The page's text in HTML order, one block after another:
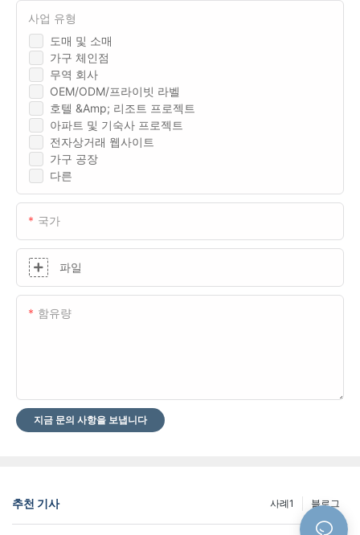
도매 및 소매
가구 체인점
무역 회사
OEM/ODM/프라이빗 라벨
호텔 &amp; 리조트 프로젝트
아파트 및 기숙사 프로젝트
전자상거래 웹사이트
가구 공장
다른
사업 유형
국가
파일
함유량
지금 문의 사항을 보냅니다
추천 기사 블로그
사례1